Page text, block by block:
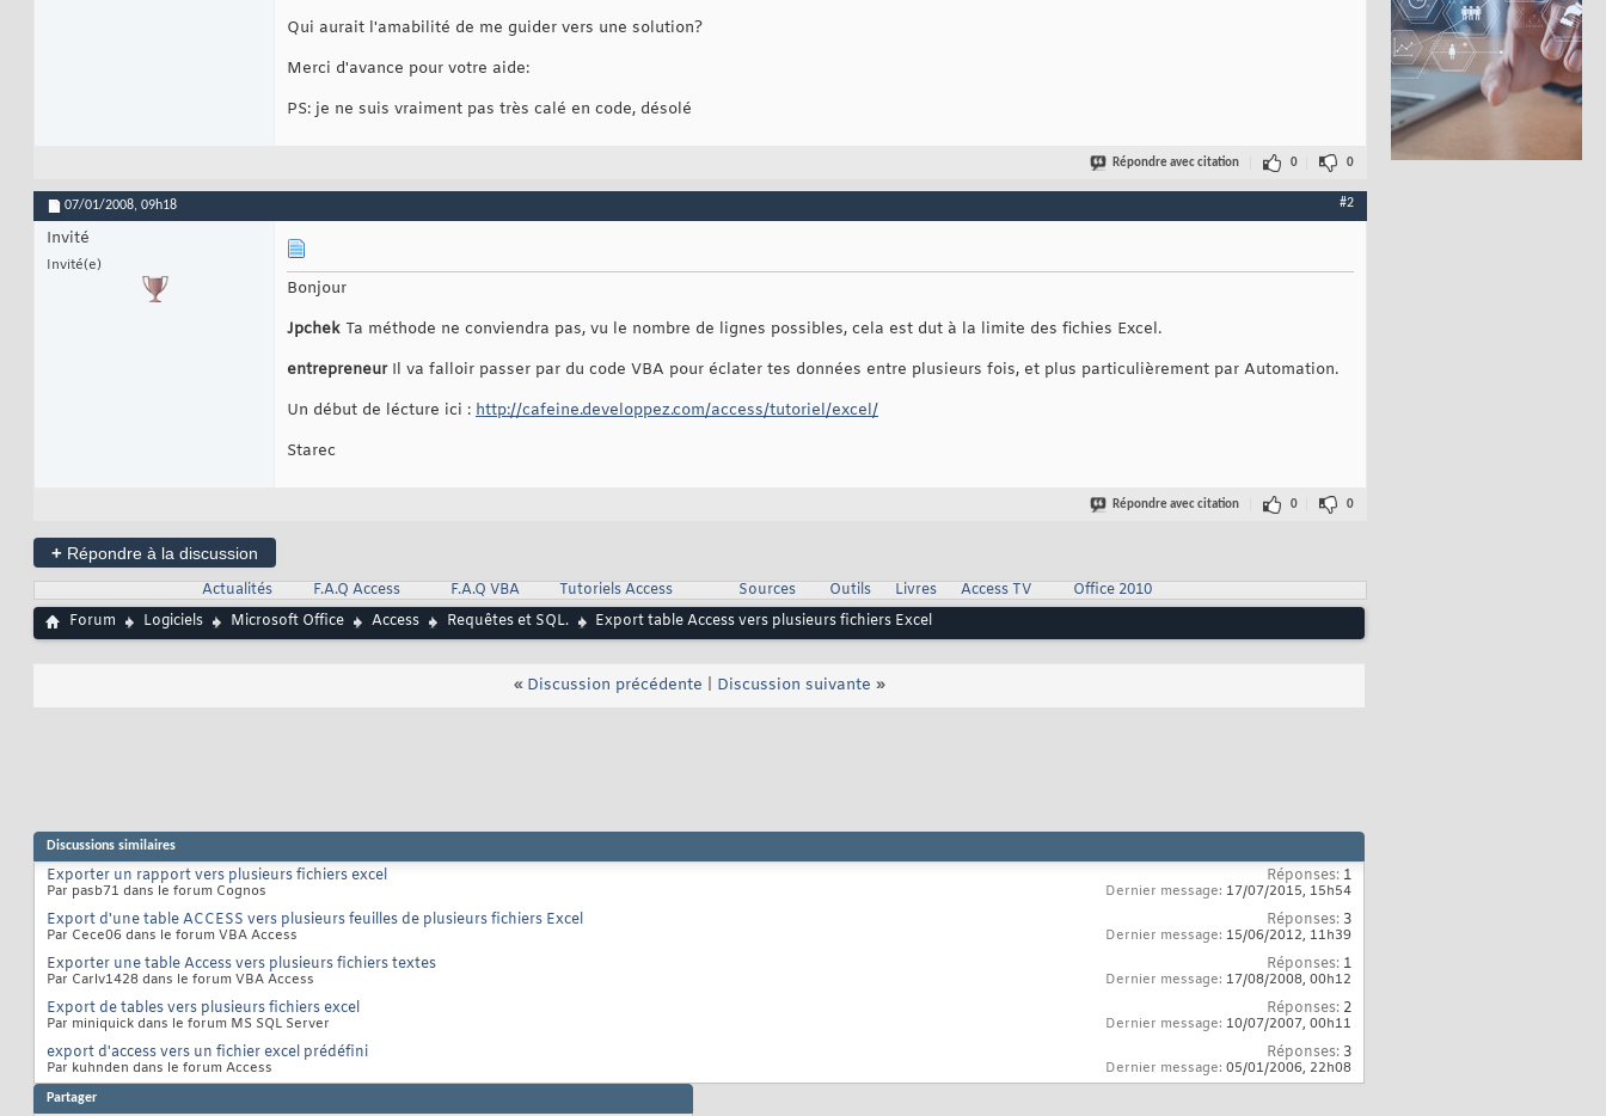
Qui aurait l'amabilité de me guider vers une solution?
Merci d'avance pour votre aide:
PS: je ne suis vraiment pas très calé en code, désolé
Répondre avec citation 0 0
07/01/2008, 09h18 #2
Invité
Invité(e)
Bonjour
Jpchek Ta méthode ne conviendra pas, vu le nombre de lignes possibles, cela est dut à la limite des fichies Excel.
entrepreneurIl va falloir passer par du code VBA pour éclater tes données entre plusieurs fois, et plus particulièrement par Automation.
Un début de lécture ici : http://cafeine.developpez.com/access/tutoriel/excel/
Starec
Répondre avec citation 0 0
+ Répondre à la discussion
Actualités
F.A.Q Access F.A.Q VBA Tutoriels Access Sources Outils Livres Access TV
Office 2010
Forum
Logiciels Microsoft Office Access Requêtes et SQL. Export table Access vers plusieurs fichiers Excel
« Discussion précédente Discussion suivante »
Discussions similaires
Exporter un rapport vers plusieurs fichiers excel
Par pasb71 dans le forum Cognos
Réponses: 1
Dernier message: 17/07/2015, 15h54
Export d'une table ACCESS vers plusieurs feuilles de plusieurs fichiers Excel
Par Cece06 dans le forum VBA Access
Réponses: 3
Dernier message: 15/06/2012, 11h39
Exporter une table Access vers plusieurs fichiers textes
Par Carlv1428 dans le forum VBA Access
Réponses: 1
Dernier message: 17/08/2008, 00h12
Export de tables vers plusieurs fichiers excel
Par miniquick dans le forum MS SQL Server
Réponses: 2
Dernier message: 10/07/2007, 00h11
export d'access vers un fichier excel prédéfini
Par kuhnden dans le forum Access
Réponses: 3
Dernier message: 05/01/2006, 22h08
Partager